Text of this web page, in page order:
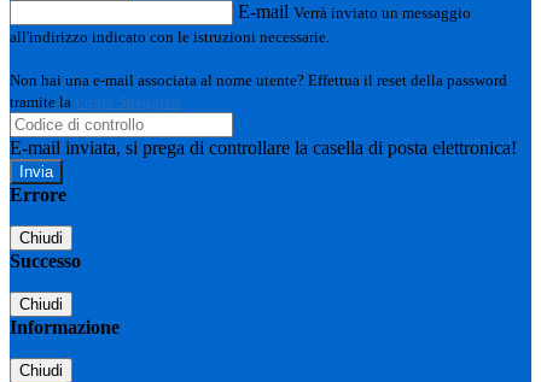
E-mail Verrà inviato un messaggio
all'indirizzo indicato con le istruzioni necessarie.
Non hai una e-mail associata al nome utente? Effettua il reset della password
tramite la Login Spaggiari
E-mail inviata, si prega di controllare la casella di posta elettronica!
Errore
Chiudi
Successo
Chiudi
Informazione
Chiudi